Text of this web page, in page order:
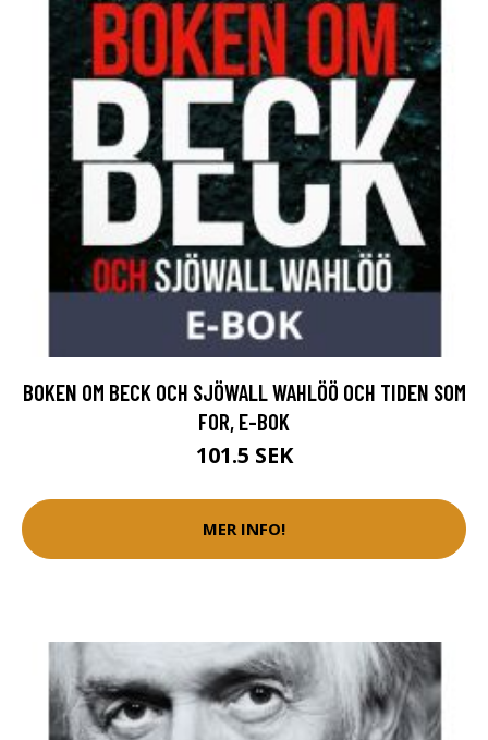
BOKEN OM BECK OCH SJÖWALL WAHLÖÖ OCH TIDEN SOM
FOR, E-BOK
101.5 SEK
MER INFO!